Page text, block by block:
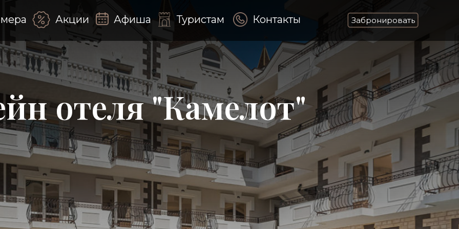
Акции Афиша Контакты Забронировать
Туристам
отеля "Камелот"